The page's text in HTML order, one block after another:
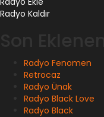
Radyo Kaldır
Radyo Fenomen
Retrocaz
Radyo Ünak
Radyo Black Love
Radyo Black